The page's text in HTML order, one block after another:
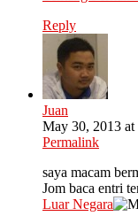
Reply
Juan
May 30, 2013 at
Permalink
saya macam
Jom baca entri
Luar Negara